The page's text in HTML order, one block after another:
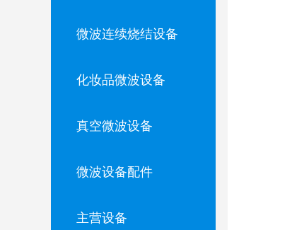
微波连续烧结设备
化妆品微波设备
真空微波设备
微波设备配件
主营设备